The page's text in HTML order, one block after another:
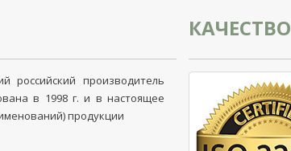
российский производитель
в 1998 г. и в настоящее
продукции
КАЧЕСТВО